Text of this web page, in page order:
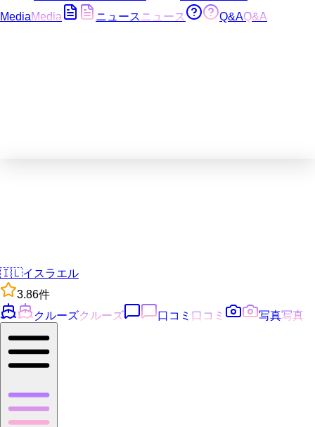
MediaMedia ニュース ニュース Q&AQ&A
🇮🇱イスラエル
3.86件
クルーズクルーズ 口コミ 口コミ 写真写真